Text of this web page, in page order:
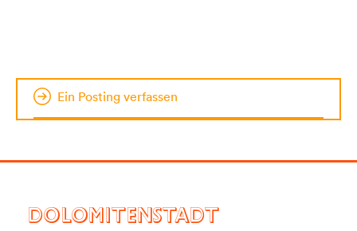
Ein Posting verfassen
DOLOMITENSTADT